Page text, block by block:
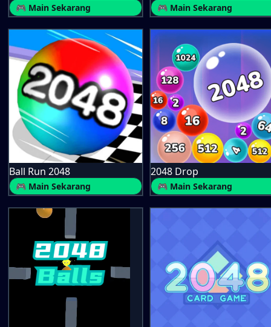
🎮 Main Sekarang 🎮 Main Sekarang
Ball Run 2048
🎮 Main Sekarang
2048 Drop
🎮 Main Sekarang